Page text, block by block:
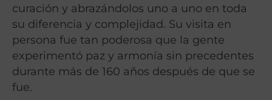
curación y abrazándolos uno a uno en toda
su diferencia y complejidad. Su visita en
persona fue tan poderosa que la gente
experimentó paz y armonía sin precedentes
durante más de 160 años después de que se
fue.